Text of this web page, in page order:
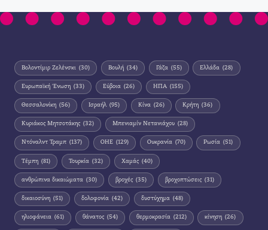
Βολοντίμιρ Ζελένσκι (30) Βουλή (34) Γάζα (55) Ελλάδα (28)
Ευρωπαϊκή Ένωση (33) Εύβοια (26) ΗΠΑ (155)
Θεσσαλονίκη (56) Ισραήλ (95) Κίνα (26) Κρήτη (36)
Κυριάκος Μητσοτάκης (32) Μπενιαμίν Νετανιάχου (28)
Ντόναλντ Τραμπ (137) ΟΗΕ (129) Ουκρανία (70) Ρωσία (51)
Τέμπη (81) Τουρκία (32) Χαμάς (40)
ανθρώπινα δικαιώματα (30) βροχές (35) βροχοπτώσεις (31)
δικαιοσύνη (51) δολοφονία (42) δυστύχημα (48)
ηλιοφάνεια (61) θάνατος (54) θερμοκρασία (212) κίνηση (26)